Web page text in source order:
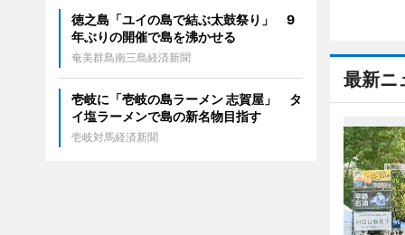
最新ニ
徳之島「ユイの島で結ぶ太鼓祭り」 9
年ぶりの開催で島を沸かせる
奄美群島南三島経済新聞
壱岐に「壱岐の島ラーメン 志賀屋」 タ
イ塩ラーメンで島の新名物目指す
壱岐対馬経済新聞